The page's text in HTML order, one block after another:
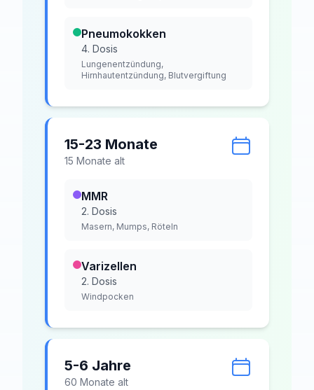
Pneumokokken
4. Dosis
Lungenentzündung,
Hirnhautentzündung, Blutvergiftung
15-23 Monate
15 Monate alt
MMR
2. Dosis
Masern, Mumps, Röteln
Varizellen
2. Dosis
Windpocken
5-6 Jahre
60 Monate alt